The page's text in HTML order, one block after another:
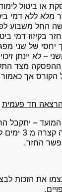
או ביטול
מלא ללא דמי
החל משבוע
בקיזוז דמי
– לא יינתן
ההפסקה מצד
אך כאמור
חד פעמית
בביטול
החזר.
את הזכות